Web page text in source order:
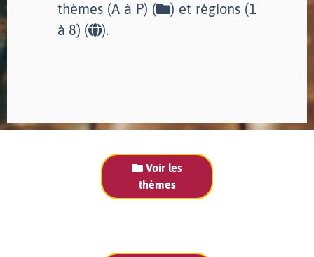
thèmes (A à P) (
) et régions (1
à 8) (
).
Voir les
thèmes